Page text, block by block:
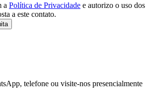
a Política de Privacidade e autorizo o uso dos
a este contato.
telefone ou visite-nos presencialmente